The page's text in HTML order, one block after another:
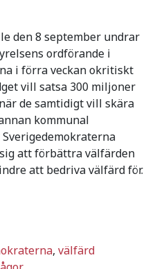
den 8 september undrar
ordförande i
i förra veckan okritiskt
vill satsa 300 miljoner
de samtidigt vill skära
kommunal
att förbättra välfärden
att bedriva välfärd för.
, välfärd